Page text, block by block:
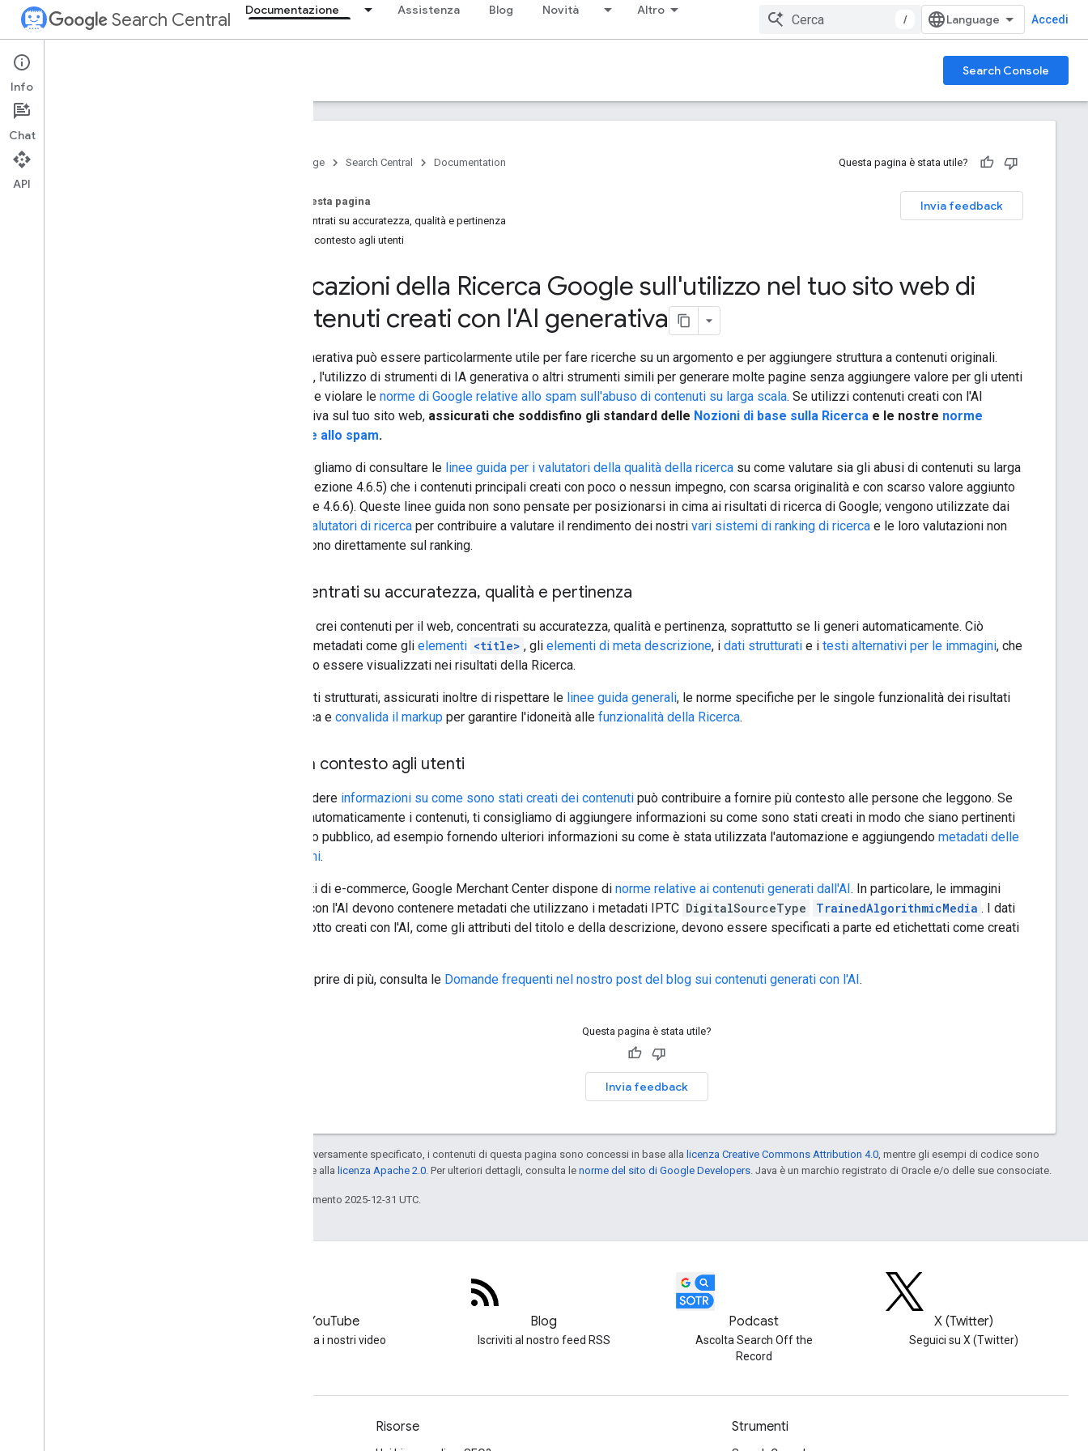
Search Central Documentazione Assistenza Blog Novità Altro
/ Accedi
Documentation Search Console
Concetti fondamentali della SEO
Home page Search Central Documentation Questa pagina è stata utile?
Invia feedback
Su questa pagina
Concentrati su accuratezza, qualità e pertinenza
Dai un contesto agli utenti
Indicazioni della Ricerca Google sull'utilizzo nel tuo sito web di
contenuti creati con l'AI generativa
L'AI generativa può essere particolarmente utile per fare ricerche su un argomento e per aggiungere struttura a contenuti originali.
Tuttavia, l'utilizzo di strumenti di IA generativa o altri strumenti simili per generare molte pagine senza aggiungere valore per gli utenti
potrebbe violare le norme di Google relative allo spam sull'abuso di contenuti su larga scala. Se utilizzi contenuti creati con l'AI
generativa sul tuo sito web, assicurati che soddisfino gli standard delle Nozioni di base sulla Ricerca e le nostre norme
relative allo spam.
Ti consigliamo di consultare le linee guida per i valutatori della qualità della ricerca su come valutare sia gli abusi di contenuti su larga
scala (sezione 4.6.5) che i contenuti principali creati con poco o nessun impegno, con scarsa originalità e con scarso valore aggiunto
(sezione 4.6.6). Queste linee guida non sono pensate per posizionarsi in cima ai risultati di ricerca di Google; vengono utilizzate dai
valutatori di ricerca per contribuire a valutare il rendimento dei nostri vari sistemi di ranking di ricerca e le loro valutazioni non
influiscono direttamente sul ranking.
Concentrati su accuratezza, qualità e pertinenza
Quando crei contenuti per il web, concentrati su accuratezza, qualità e pertinenza, soprattutto se li generi automaticamente. Ciò
include metadati come gli elementi <title> , gli elementi di meta descrizione, i dati strutturati e i testi alternativi per le immagini, che
possono essere visualizzati nei risultati della Ricerca.
Per i dati strutturati, assicurati inoltre di rispettare le linee guida generali, le norme specifiche per le singole funzionalità dei risultati
di ricerca e convalida il markup per garantire l'idoneità alle funzionalità della Ricerca.
Dai un contesto agli utenti
Condividere informazioni su come sono stati creati dei contenuti può contribuire a fornire più contesto alle persone che leggono. Se
generi automaticamente i contenuti, ti consigliamo di aggiungere informazioni su come sono stati creati in modo che siano pertinenti
per il tuo pubblico, ad esempio fornendo ulteriori informazioni su come è stata utilizzata l'automazione e aggiungendo metadati delle
immagini.
Per i siti di e-commerce, Google Merchant Center dispone di norme relative ai contenuti generati dall'AI. In particolare, le immagini
create con l'AI devono contenere metadati che utilizzano i metadati IPTC DigitalSourceType TrainedAlgorithmicMedia . I dati
di prodotto creati con l'AI, come gli attributi del titolo e della descrizione, devono essere specificati a parte ed etichettati come creati
Per scoprire di più, consulta le Domande frequenti nel nostro post del blog sui contenuti generati con l'AI.
Questa pagina è stata utile?
Invia feedback
Salvo quando diversamente specificato, i contenuti di questa pagina sono concessi in base alla licenza Creative Commons Attribution 4.0 , mentre gli esempi di codice sono
concessi in base alla licenza Apache 2.0 . Per ulteriori dettagli, consulta le norme del sito di Google Developers . Java è un marchio registrato di Oracle e/o delle sue consociate.
Ultimo aggiornamento 2025-12-31 UTC.
YouTube
Guarda i nostri video
Blog
Iscriviti al nostro feed RSS
Podcast
Ascolta Search Off the
Record
X (Twitter)
Seguici su X (Twitter)
Risorse Strumenti
Info
Chat
API